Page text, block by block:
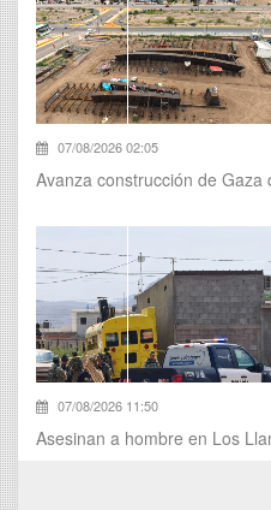
07/08/2026 02:05
Avanza construcción de Gaza
07/08/2026 11:50
Asesinan a hombre en Los